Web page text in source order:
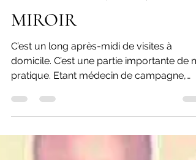
Les carnets d'Asclépios
12 nov. 2025
SA VIE DANS UN
MIROIR
C’est un long après-midi de visites à